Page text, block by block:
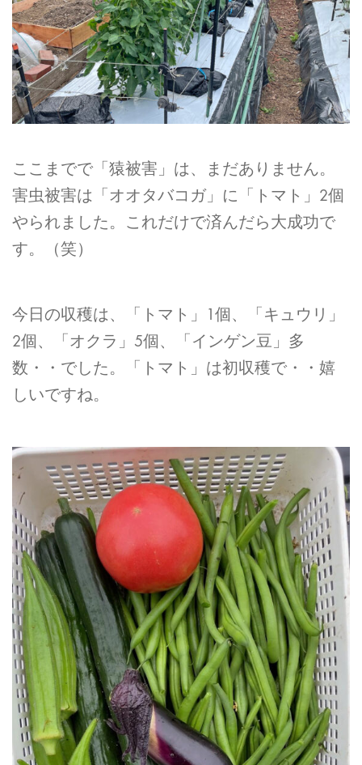
ここまでで「猿被害」は、まだありません。
害虫被害は「オオタバコガ」に「トマト」2個
やられました。これだけで済んだら大成功で
す。（笑）
今日の収穫は、「トマト」1個、「キュウリ」
2個、「オクラ」5個、「インゲン豆」多
数・・でした。「トマト」は初収穫で・・嬉
しいですね。